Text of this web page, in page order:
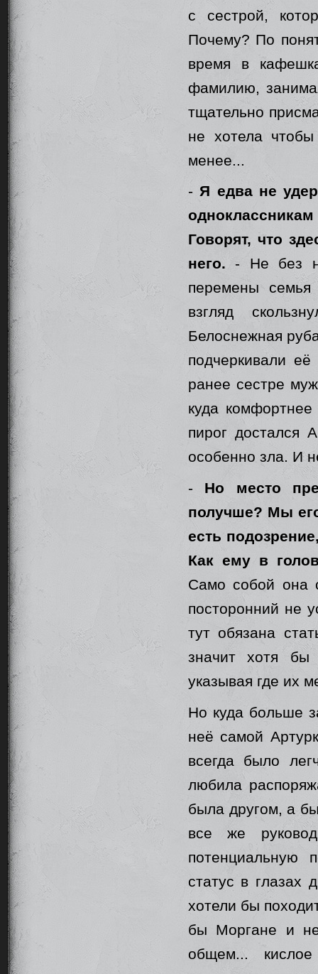
с сестрой,
Почему? По
время в
фамилию,
тщательно
не хотела
менее...
- Я едва не
Говорят, что
него. - Не без
перемены семья
взгляд
Белоснежная
подчеркивали
ранее сестре
куда
пирог достался
особенно зла. И
- Но место
получше? Мы
есть
Как ему в
Само собой она
посторонний не
тут обязана
значит хотя
указывая где их
Но куда больше
неё самой
всегда было
любила
была другом, а
все же
потенциальную
статус в глазах
хотели бы
бы Моргане и
общем...